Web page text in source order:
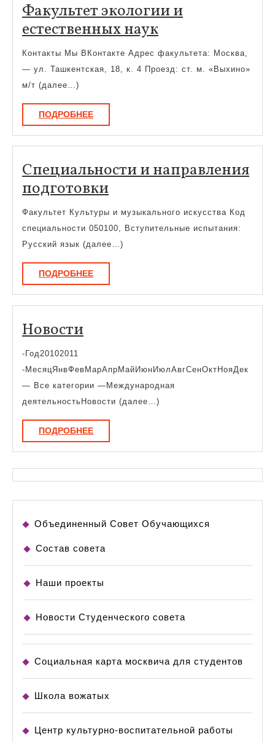
Факультет экологии и
естественных наукФакультет
экологии
и
Контакты Мы ВКонтакте Адрес факультета: Москва,
— ул. Ташкентская, 18, к. 4 Проезд: ст. м. «Выхино»
м/т (далее…)
ПОДРОБНЕЕПОДРОБНЕЕ
Специальности и направления
подготовкиСпециальности
и
направления
подготовки
Факультет Культуры и музыкального искусства Код
специальности 050100, Вступительные испытания:
Русский язык (далее…)
ПОДРОБНЕЕПОДРОБНЕЕ
Новости
-Год20102011
-МесяцЯнвФевМарАпрМайИюнИюлАвгСенОктНояДек
— Все категории —Международная
деятельностьНовости (далее…)
ПОДРОБНЕЕПОДРОБНЕЕ
Объединенный Совет Обучающихся
Состав совета
Наши проекты
Новости Студенческого совета
Социальная карта москвича для студентов
Школа вожатых
Центр культурно-воспитательной работы